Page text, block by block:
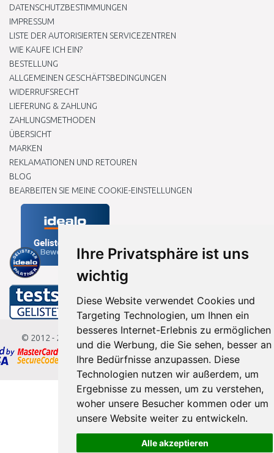
Ihre Privatsphäre ist uns
wichtig
Diese Website verwendet Cookies und
Targeting Technologien, um Ihnen ein
besseres Internet-Erlebnis zu ermöglichen
und die Werbung, die Sie sehen, besser an
Ihre Bedürfnisse anzupassen. Diese
Technologien nutzen wir außerdem, um
Ergebnisse zu messen, um zu verstehen,
woher unsere Besucher kommen oder um
unsere Website weiter zu entwickeln.
Alle akzeptieren
DATENSCHUTZBESTIMMUNGEN
IMPRESSUM
LISTE DER AUTORISIERTEN SERVICEZENTREN
WIE KAUFE ICH EIN?
BESTELLUNG
ALLGEMEINEN GESCHÄFTSBEDINGUNGEN
WIDERRUFSRECHT
LIEFERUNG & ZAHLUNG
ZAHLUNGSMETHODEN
ÜBERSICHT
MARKEN
REKLAMATIONEN UND RETOUREN
BLOG
BEARBEITEN SIE MEINE COOKIE-EINSTELLUNGEN
© 2012 - 2026